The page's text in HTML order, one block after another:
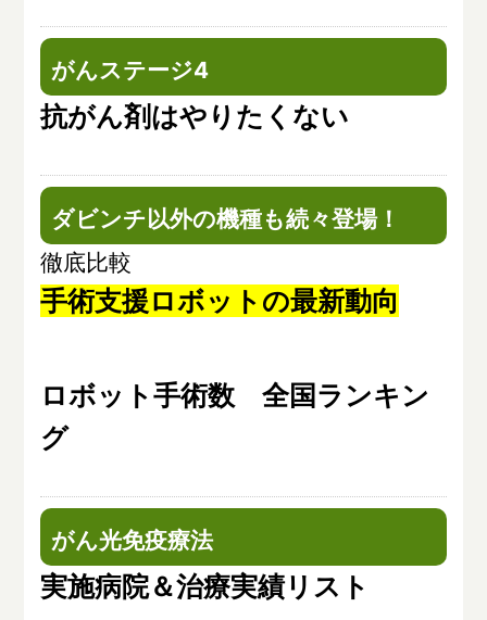
がんステージ4
抗がん剤はやりたくない
ダビンチ以外の機種も続々登場！
徹底比較
手術支援ロボットの最新動向
ロボット手術数 全国ランキン
グ
がん光免疫療法
実施病院＆治療実績リスト